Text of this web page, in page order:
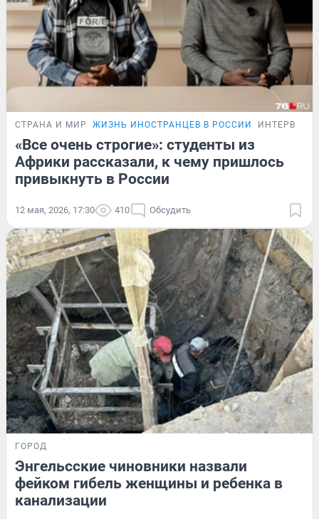
СТРАНА И МИР ЖИЗНЬ ИНОСТРАНЦЕВ В РОССИИ ИНТЕРВЬЮ
«Все очень строгие»: студенты из
Африки рассказали, к чему пришлось
привыкнуть в России
12 мая, 2026, 17:30 410 Обсудить
ГОРОД
Энгельсские чиновники назвали
фейком гибель женщины и ребенка в
канализации